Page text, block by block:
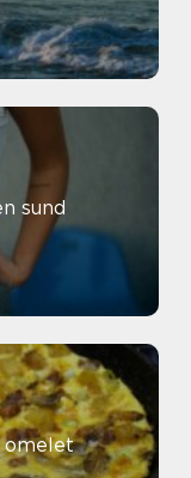
sund
omelet